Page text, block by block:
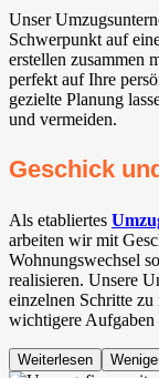
Unser
Schwerpunkt auf
erstellen zusammen
perfekt auf Ihre
gezielte Planung
und vermeiden.
Geschick
Als etabliertes
arbeiten wir mit
Wohnungswechsel
realisieren. Unsere
einzelnen Schritte zu
wichtigere Aufgaben
Weiterlesen